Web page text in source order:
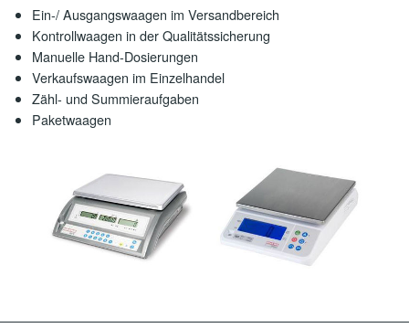
HANDHUBWAGEN
KOMPAKTWAAGEN
KRANWAAGEN
FAHRZEUGWAAGEN
WÄGE-LÖSUNGEN & SONDERBAU
Ein-/ Ausgangswaagen im Versandbereich
Kontrollwaagen in der Qualitätssicherung
Manuelle Hand-Dosierungen
Verkaufswaagen im Einzelhandel
Zähl- und Summieraufgaben
Paketwaagen